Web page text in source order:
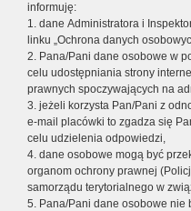
informuję:
1. dane Administratora i
linku „Ochrona danych
2. Pana/Pani dane osobowe w
celu udostępniania strony
prawnych spoczywających na
3. jeżeli korzysta Pan/Pani z
e-mail placówki to zgadza się
celu udzielenia odpowiedzi,
4. dane osobowe mogą być
organom ochrony prawnej
samorządu terytorialnego w
5. Pana/Pani dane osobowe nie